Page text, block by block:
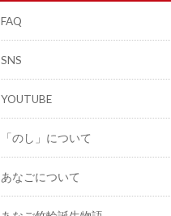
FAQ
SNS
YOUTUBE
「のし」について
あなごについて